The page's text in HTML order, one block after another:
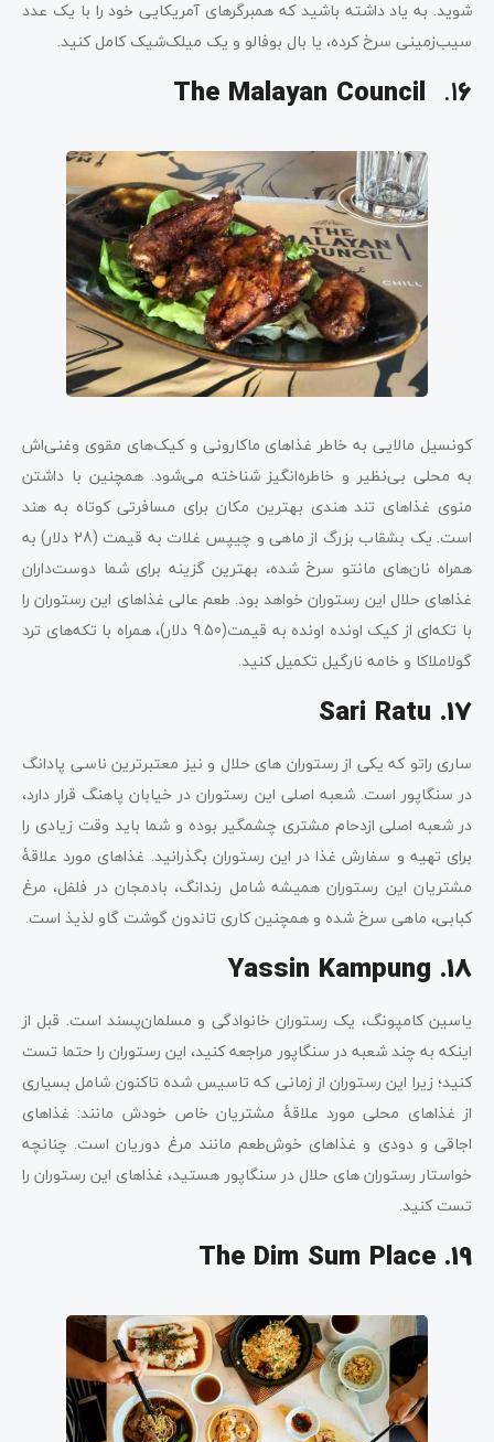
شوید. به یاد داشته باشید که همبرگرهای آمریکایی خود را با یک عدد
سیب‌زمینی سرخ کرده، یا بال بوفالو و یک میلک‌شیک کامل کنید.
16
.
The Malayan Council
کونسیل مالایی به خاطر غذاهای ماکارونی و کیک‌های مقوی وغنی‌اش
به محلی بی‌نظیر و خاطره‌انگیز شناخته می‌شود. همچنین با داشتن
منوی غذاهای تند هندی بهترین مکان برای مسافرتی کوتاه به هند
است. یک بشقاب بزرگ از ماهی و چیپس غلات به قیمت (28 دلار) به
همراه نان‌های مانتو سرخ شده، بهترین گزینه برای شما دوست‌داران
غذاهای حلال این رستوران خواهد بود. طعم عالی غذاهای این رستوران را
با تکه‌ای از کیک اونده اونده به قیمت(9.50 دلار)، همراه با تکه‌های ترد
گولاملاکا و خامه نارگیل تکمیل کنید.
17. Sari Ratu
ساری راتو که یکی از رستوران های حلال و نیز معتبرترین ناسی پادانگ
در سنگاپور است. شعبه اصلی این رستوران در خیابان پاهنگ قرار دارد،
در شعبه اصلی ازدحام مشتری چشمگیر بوده و شما باید وقت زیادی را
برای تهیه و سفارش غذا در این رستوران بگذرانید. غذاهای مورد علاقۀ
مشتریان این رستوران همیشه شامل رندانگ، بادمجان در فلفل، مرغ
کبابی، ماهی سرخ شده و همچنین کاری تاندون گوشت گاو لذیذ است.
18. Yassin Kampung
یاسین کامپونگ، یک رستوران خانوادگی و مسلمان‌پسند است. قبل از
اینکه به چند شعبه در سنگاپور مراجعه کنید، این رستوران را حتما تست
کنید؛ زیرا این رستوران از زمانی که تاسیس شده‌ تاکنون شامل بسیاری
از غذاهای محلی مورد علاقۀ مشتریان خاص خودش مانند: غذاهای
اجاقی و دودی و غذاهای خوش‌طعم مانند مرغ دوریان است. چنانچه
خواستار رستوران های حلال در سنگاپور هستید، غذاهای این رستوران را
تست کنید.
19. The Dim Sum Place